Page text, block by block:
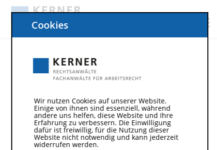
19. Oktober 2017
Cookies
Wir nutzen Cookies auf unserer Website.
Einige von ihnen sind essenziell, während
andere uns helfen, diese Website und Ihre
Erfahrung zu verbessern. Die Einwilligung
dafür ist freiwillig, für die Nutzung dieser
Website nicht notwendig und kann jederzeit
widerrufen werden.